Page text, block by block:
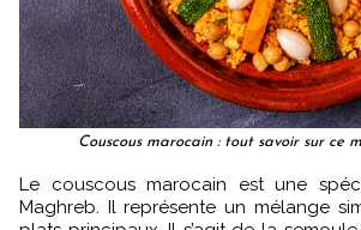
Couscous marocain : tout savoir sur ce
Le couscous marocain est une spécialité culinaire du
Maghreb. Il représente un mélange